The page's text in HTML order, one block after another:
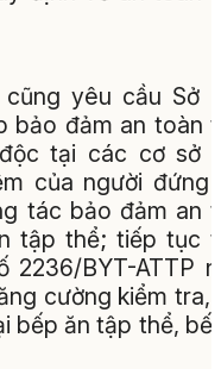
yêu cầu Sở
bảo đảm an toàn
tại các cơ sở
của người đứng
tác bảo đảm an
tập thể; tiếp tục
2236/BYT-ATTP
cường kiểm tra,
bếp ăn tập thể,